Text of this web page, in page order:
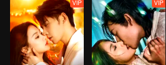
VIP VIP